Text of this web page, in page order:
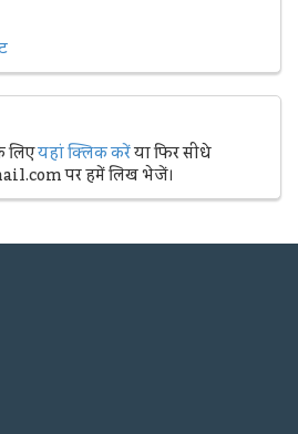
लिएयहां क्लिक करेंया फिर सीधे
पर हमें लिख भेजें।